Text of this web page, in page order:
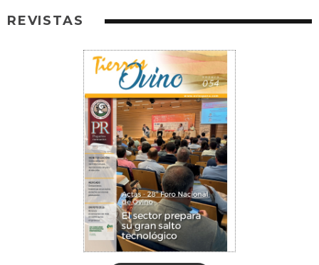
REVISTAS